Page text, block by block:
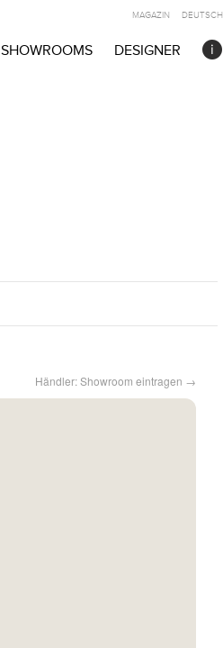
SHOWROOMS DESIGNER
MAGAZIN DEUTSCH
Händler: Showroom eintragen →